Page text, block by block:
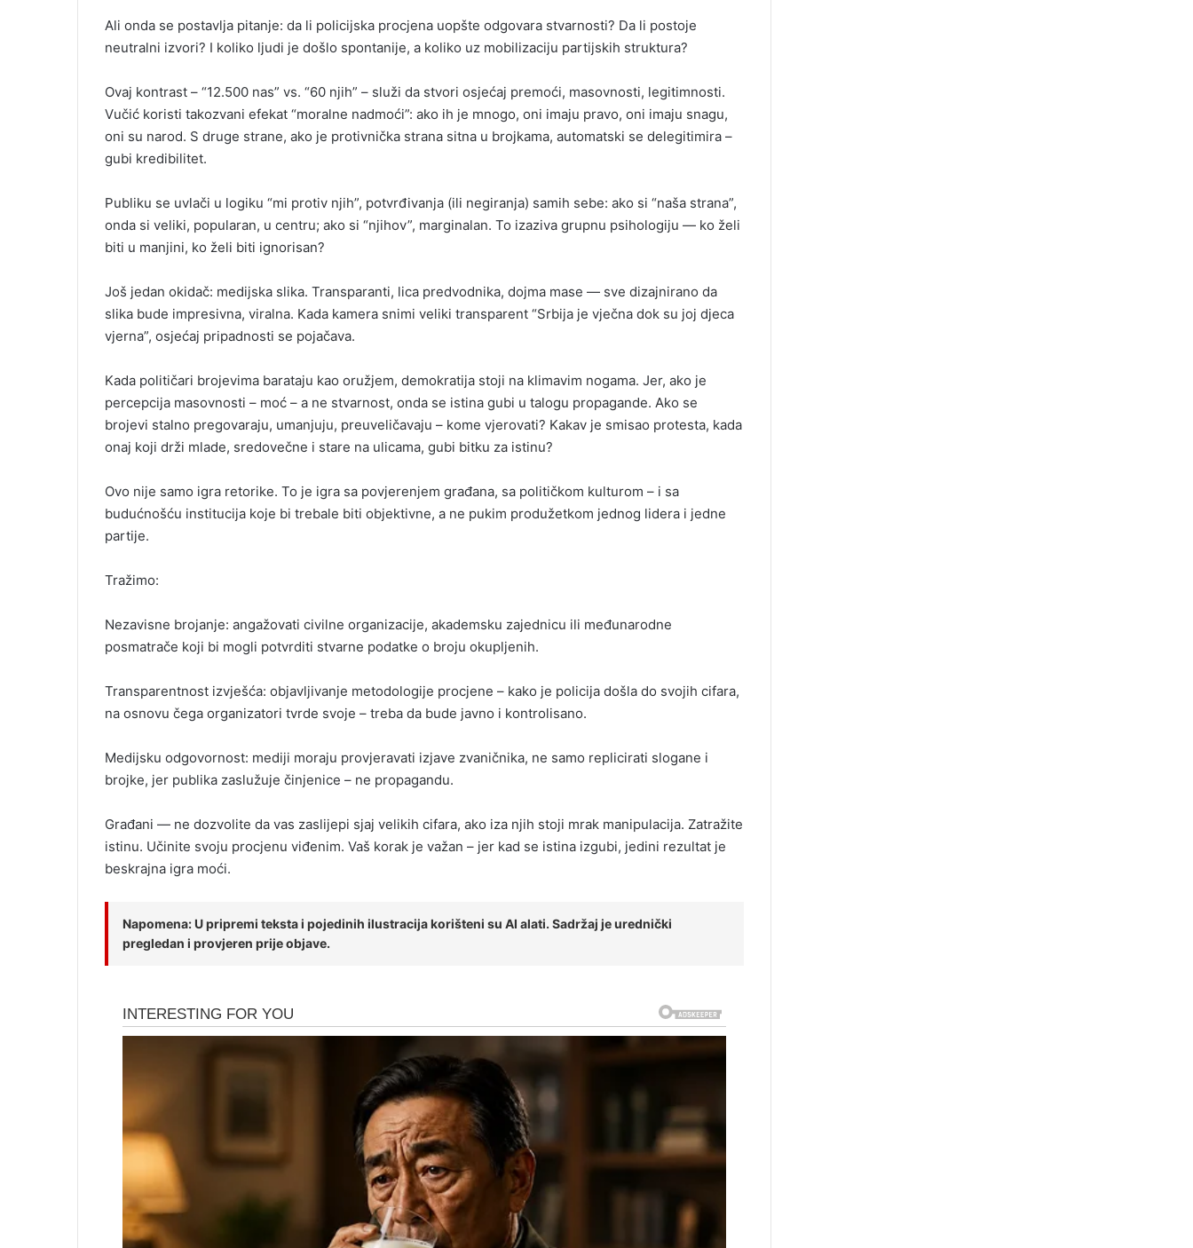
Ali onda se postavlja pitanje: da li policijska procjena uopšte odgovara stvarnosti? Da li postoje
neutralni izvori? I koliko ljudi je došlo spontanije, a koliko uz mobilizaciju partijskih struktura?
Ovaj kontrast – “12.500 nas” vs. “60 njih” – služi da stvori osjećaj premoći, masovnosti, legitimnosti.
Vučić koristi takozvani efekat “moralne nadmoći”: ako ih je mnogo, oni imaju pravo, oni imaju snagu,
oni su narod. S druge strane, ako je protivnička strana sitna u brojkama, automatski se delegitimira –
gubi kredibilitet.
Publiku se uvlači u logiku “mi protiv njih”, potvrđivanja (ili negiranja) samih sebe: ako si “naša strana”,
onda si veliki, popularan, u centru; ako si “njihov”, marginalan. To izaziva grupnu psihologiju — ko želi
biti u manjini, ko želi biti ignorisan?
Još jedan okidač: medijska slika. Transparanti, lica predvodnika, dojma mase — sve dizajnirano da
slika bude impresivna, viralna. Kada kamera snimi veliki transparent “Srbija je vječna dok su joj djeca
vjerna”, osjećaj pripadnosti se pojačava.
Kada političari brojevima barataju kao oružjem, demokratija stoji na klimavim nogama. Jer, ako je
percepcija masovnosti – moć – a ne stvarnost, onda se istina gubi u talogu propagande. Ako se
brojevi stalno pregovaraju, umanjuju, preuveličavaju – kome vjerovati? Kakav je smisao protesta, kada
onaj koji drži mlade, sredovečne i stare na ulicama, gubi bitku za istinu?
Ovo nije samo igra retorike. To je igra sa povjerenjem građana, sa političkom kulturom – i sa
budućnošću institucija koje bi trebale biti objektivne, a ne pukim produžetkom jednog lidera i jedne
partije.
Tražimo:
Nezavisne brojanje: angažovati civilne organizacije, akademsku zajednicu ili međunarodne
posmatrače koji bi mogli potvrditi stvarne podatke o broju okupljenih.
Transparentnost izvješća: objavljivanje metodologije procjene – kako je policija došla do svojih cifara,
na osnovu čega organizatori tvrde svoje – treba da bude javno i kontrolisano.
Medijsku odgovornost: mediji moraju provjeravati izjave zvaničnika, ne samo replicirati slogane i
brojke, jer publika zaslužuje činjenice – ne propagandu.
Građani — ne dozvolite da vas zaslijepi sjaj velikih cifara, ako iza njih stoji mrak manipulacija. Zatražite
istinu. Učinite svoju procjenu viđenim. Vaš korak je važan – jer kad se istina izgubi, jedini rezultat je
beskrajna igra moći.
Napomena: U pripremi teksta i pojedinih ilustracija korišteni su AI alati. Sadržaj je urednički
pregledan i provjeren prije objave.